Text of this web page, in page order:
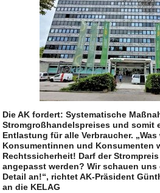
Die AK fordert: Systematische
Stromgroßhandelspreises und somit
Entlastung für alle Verbraucher.
Konsumentinnen und Konsumenten
Rechtssicherheit! Darf der
angepasst werden? Wir schauen
Detail an!“, richtet AK-Präsident
an die KELAG